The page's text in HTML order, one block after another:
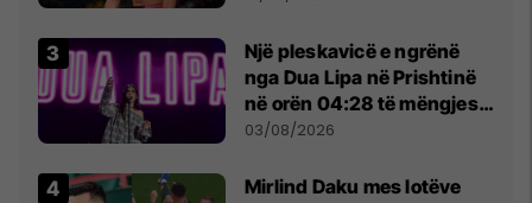
Një pleskavicë e ngrënë
nga Dua Lipa në Prishtinë
në orën 04:28 të mëngjesit
- dhe bota digjitale serbe
03/08/2026
Mirlind Daku mes lotëve